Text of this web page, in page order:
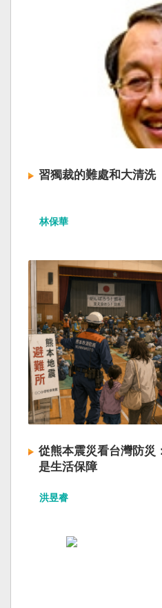
習獨裁的難處和大清洗
林保華
從熊本震災看台灣防災
是生活保障
洪昱睿